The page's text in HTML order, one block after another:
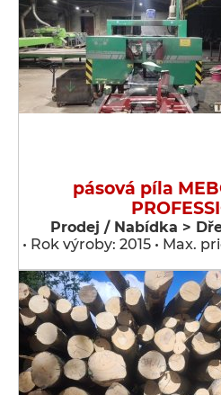
pásová píla
Prodej / Nabídka >
• Rok výroby: 2015 • Max.